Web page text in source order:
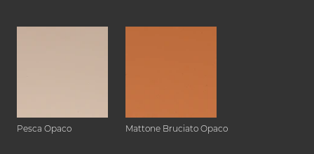
Pesca Opaco Mattone Bruciato Opaco